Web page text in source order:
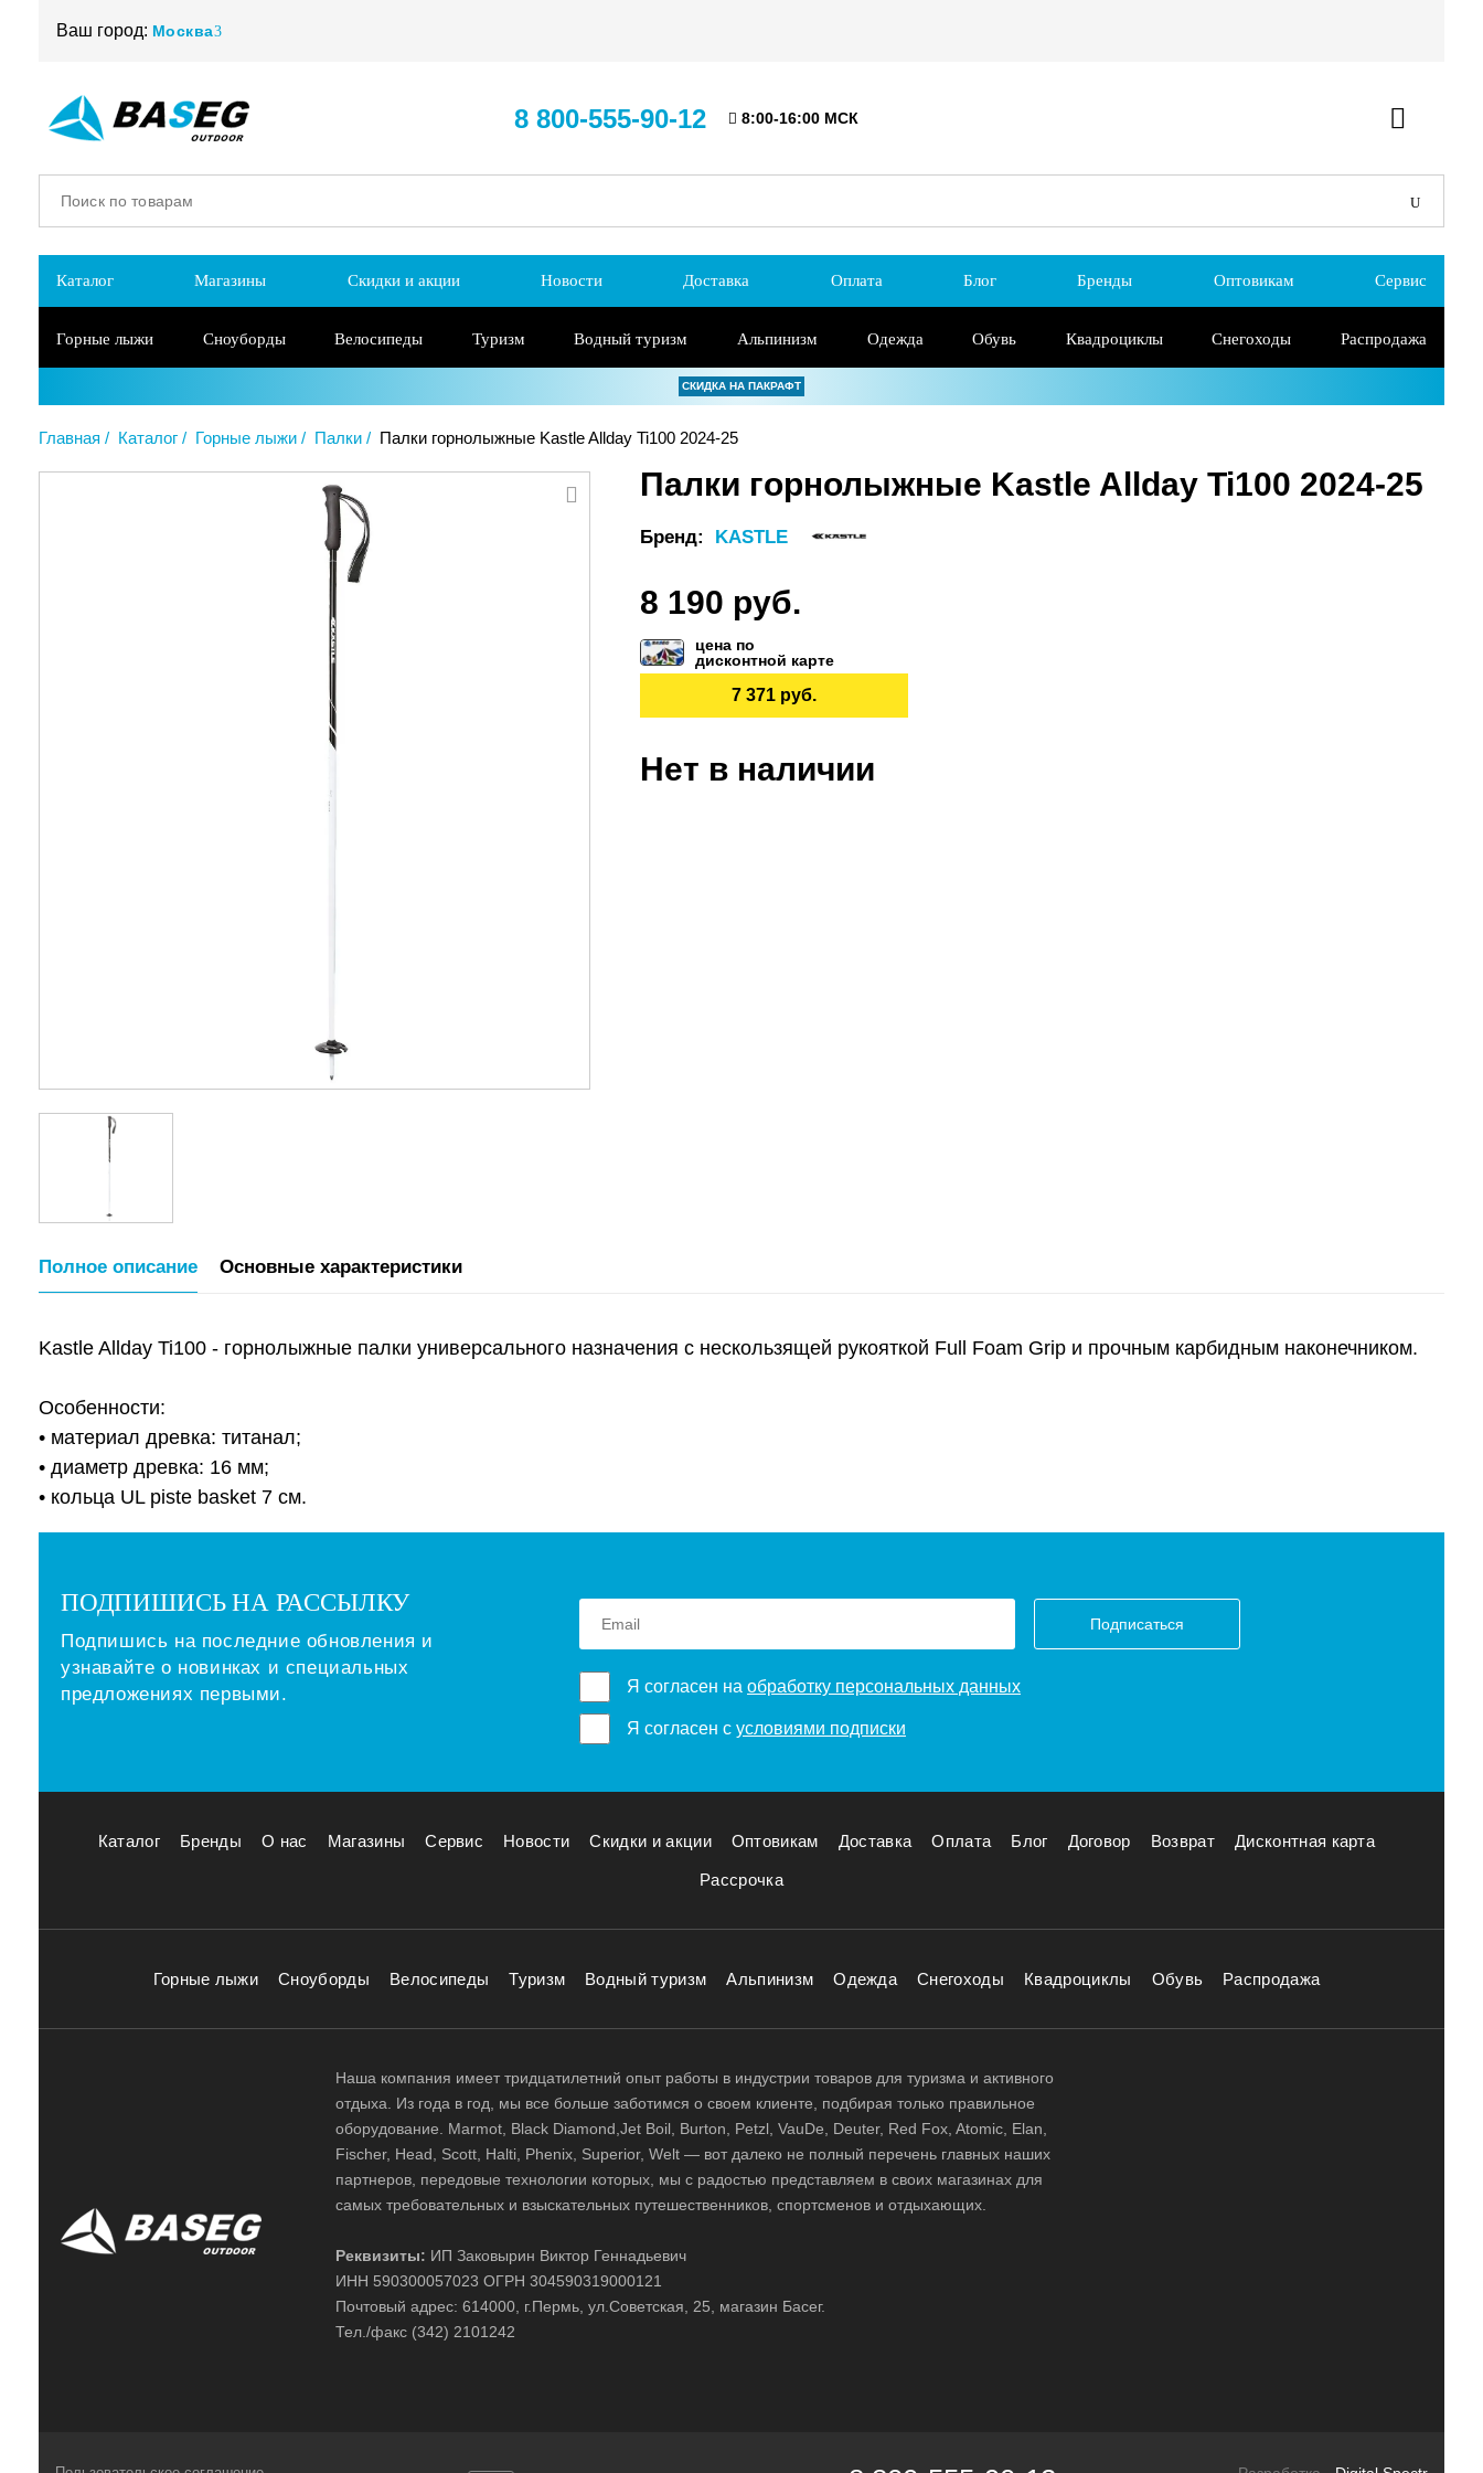
Ваш город: Москва
8 800-555-90-12 8:00-16:00 МСК
Каталог Магазины Скидки и акции Новости Доставка Оплата Блог Бренды Оптовикам Сервис
Горные лыжи Сноуборды Велосипеды Туризм Водный туризм Альпинизм Одежда Обувь Квадроциклы Снегоходы Распродажа
СКИДКА НА ПАКРАФТ
Главная Каталог Горные лыжи Палки Палки горнолыжные Kastle Allday Ti100 2024-25
Палки горнолыжные Kastle Allday Ti100 2024-25
Бренд: KASTLE
8 190 руб.
цена по
дисконтной карте
7 371 руб.
Нет в наличии
Полное описание Основные характеристики
Kastle Allday Ti100 - горнолыжные палки универсального назначения с нескользящей рукояткой Full Foam Grip и прочным карбидным наконечником.
Особенности:
• материал древка: титанал;
• диаметр древка: 16 мм;
• кольца UL piste basket 7 см.
ПОДПИШИСЬ НА РАССЫЛКУ
Подпишись на последние обновления и
узнавайте о новинках и специальных
предложениях первыми.
Подписаться
Я согласен на обработку персональных данных
Я согласен с условиями подписки
Каталог Бренды О нас Магазины Сервис Новости Скидки и акции Оптовикам Доставка Оплата Блог Договор Возврат Дисконтная карта
Рассрочка
Горные лыжи Сноуборды Велосипеды Туризм Водный туризм Альпинизм Одежда Снегоходы Квадроциклы Обувь Распродажа
Наша компания имеет тридцатилетний опыт работы в индустрии товаров для туризма и активного
отдыха. Из года в год, мы все больше заботимся о своем клиенте, подбирая только правильное
оборудование. Marmot, Black Diamond,Jet Boil, Burton, Petzl, VauDe, Deuter, Red Fox, Atomic, Elan,
Fischer, Head, Scott, Halti, Phenix, Superior, Welt — вот далеко не полный перечень главных наших
партнеров, передовые технологии которых, мы с радостью представляем в своих магазинах для
самых требовательных и взыскательных путешественников, спортсменов и отдыхающих.
Реквизиты: ИП Заковырин Виктор Геннадьевич
ИНН 590300057023 ОГРН 304590319000121
Почтовый адрес: 614000, г.Пермь, ул.Советская, 25, магазин Басег.
Тел./факс (342) 2101242